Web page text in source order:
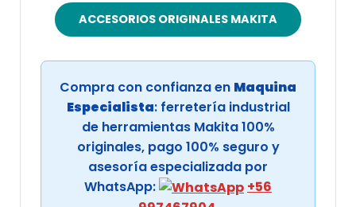
ACCESORIOS ORIGINALES MAKITA
Compra con confianza en Maquina
Especialista: ferretería industrial
de herramientas Makita 100%
originales, pago 100% seguro y
asesoría especializada por
WhatsApp:
+56